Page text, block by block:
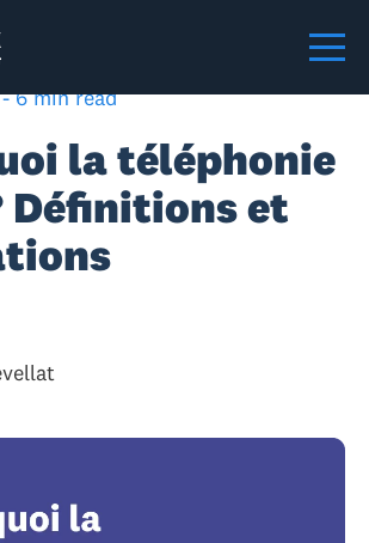
- 6 min read
la téléphonie
Définitions et